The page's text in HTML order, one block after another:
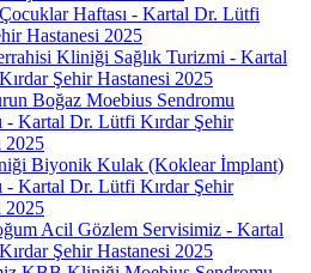
Haftası - Kartal Dr. Lütfi
Hastanesi 2025
Kliniği Sağlık Turizmi - Kartal
Şehir Hastanesi 2025
Boğaz Moebius Sendromu
- Kartal Dr. Lütfi Kırdar Şehir
2025
Biyonik Kulak (Koklear İmplant)
- Kartal Dr. Lütfi Kırdar Şehir
2025
Acil Gözlem Servisimiz - Kartal
Şehir Hastanesi 2025